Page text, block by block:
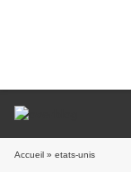
Accueil » etats-unis